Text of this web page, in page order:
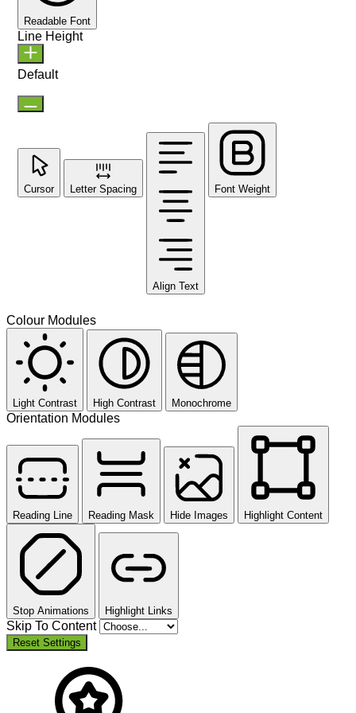
Readable Font
Line Height
Default
Cursor Letter Spacing
Align Text
Font Weight
Colour Modules
Light Contrast High Contrast Monochrome
Orientation Modules
Reading Line Reading Mask Hide Images Highlight Content
Stop Animations Highlight Links
Skip To Content
Reset Settings